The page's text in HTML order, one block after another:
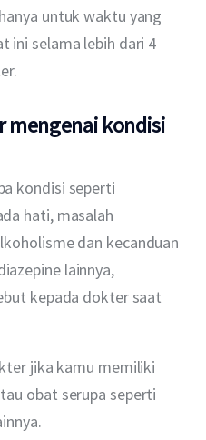
untuk waktu yang
ini selama lebih dari 4
mengenai kondisi
kondisi seperti
hati, masalah
dan kecanduan
lainnya,
kepada dokter saat
jika kamu memiliki
obat serupa seperti